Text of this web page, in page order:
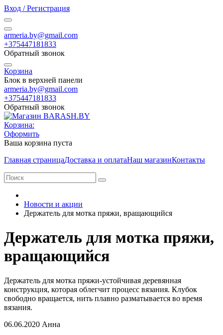
Вход / Регистрация
armeria.by@gmail.com
+375447181833
Обратный звонок
Корзина
Блок в верхней панели
armeria.by@gmail.com
+375447181833
Обратный звонок
Корзина:
Оформить
Ваша корзина пуста
Главная страницаДоставка и оплатаНаш магазинКонтакты
Новости и акции
Держатель для мотка пряжи, вращающийся
Держатель для мотка пряжи,
вращающийся
Держатель для мотка пряжи-устойчивая деревянная
конструкция, которая облегчит процесс вязания. Клубок
свободно вращается, нить плавно разматывается во время
вязания.
06.06.2020 Анна